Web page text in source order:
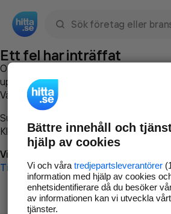
Ett fel har inträffat
Om du vill kan du
uppstod så att vi lättare och snabbare
Vänligen försök med följande:
Surfa till
Klicka påTillbaka-knappen i
Vi beklagar besväret!
Till startsidan
Bättre innehåll och
hjälp av cookies
Vi och våra tredjepartsleverantörer
information med hjälp av cookies
enhetsidentifierare då du besöker
av informationen kan vi utveckla
tjänster.